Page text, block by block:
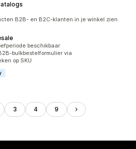
B2B- en B2C-klanten in je winkel zien
beschikbaar
bulkbestelformulier via
op SKU
3 4 9